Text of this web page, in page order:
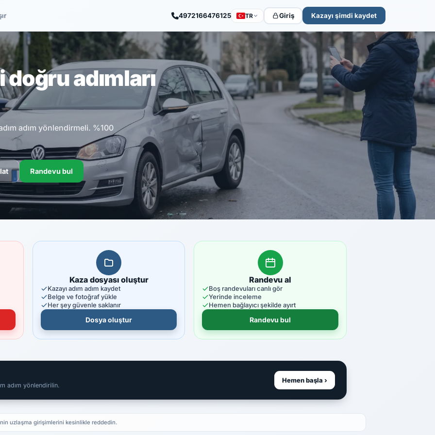
4972166476125 TR Giriş Kazayı şimdi kaydet
doğru adımları
adım yönlendirmeli. %100
Randevu bul
Kaza dosyası oluştur
Kazayı adım adım kaydet
Belge ve fotoğraf yükle
Her şey güvenle saklanır
Dosya oluştur
Randevu al
Boş randevuları canlı gör
Yerinde inceleme
Hemen bağlayıcı şekilde ayırt
Randevu bul
adım yönlendirilin.
Hemen başla ›
uzlaşma girişimlerini kesinlikle reddedin.